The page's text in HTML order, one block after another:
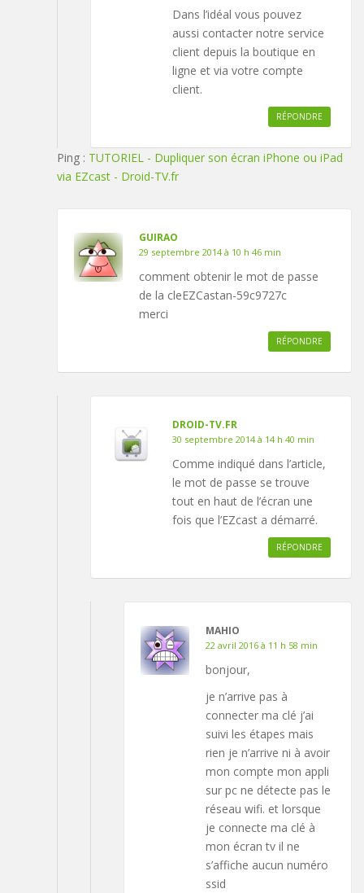
Dans l’idéal vous pouvez
aussi contacter notre service
client depuis la boutique en
ligne et via votre compte
client.
RÉPONDRE
Ping : TUTORIEL - Dupliquer son écran iPhone ou iPad
via EZcast - Droid-TV.fr
GUIRAO
29 septembre 2014 à 10 h 46 min
comment obtenir le mot de passe
de la cleEZCastan-59c9727c
merci
RÉPONDRE
DROID-TV.FR
30 septembre 2014 à 14 h 40 min
Comme indiqué dans l’article,
le mot de passe se trouve
tout en haut de l’écran une
fois que l’EZcast a démarré.
RÉPONDRE
MAHIO
22 avril 2016 à 11 h 58 min
bonjour,
je n’arrive pas à
connecter ma clé j’ai
suivi les étapes mais
rien je n’arrive ni à avoir
mon compte mon appli
sur pc ne détecte pas le
réseau wifi. et lorsque
je connecte ma clé à
mon écran tv il ne
s’affiche aucun numéro
ssid